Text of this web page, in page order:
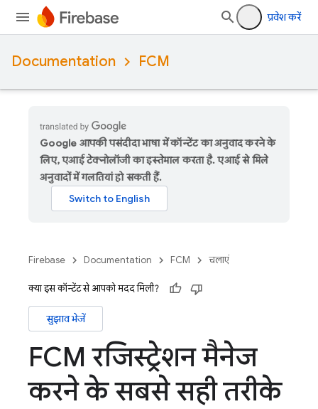
प्रवेश करें
Documentation FCM
Google आपकी पसंदीदा भाषा में कॉन्टेंट का अनुवाद करने के
लिए, एआई टेक्नोलॉजी का इस्तेमाल करता है. एआई से मिले
अनुवादों में गलतियां हो सकती हैं.
Firebase Documentation FCM चलाएं
क्या इस कॉन्टेंट से आपको मदद मिली?
सुझाव भेजें
FCM रजिस्ट्रेशन मैनेज
करने के सबसे सही तरीके